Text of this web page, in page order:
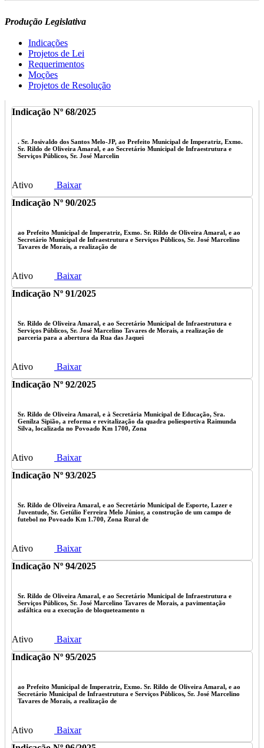
Produção Legislativa
Indicações
Projetos de Lei
Requerimentos
Moções
Projetos de Resolução
Indicação Nº 68/2025
. Sr. Josivaldo dos Santos Melo-JP, ao Prefeito Municipal de Imperatriz, Exmo.
Sr. Rildo de Oliveira Amaral, e ao Secretário Municipal de Infraestrutura e
Serviços Públicos, Sr. José Marcelin
Ativo
Baixar
Indicação Nº 90/2025
ao Prefeito Municipal de Imperatriz, Exmo. Sr. Rildo de Oliveira Amaral, e ao
Secretário Municipal de Infraestrutura e Serviços Públicos, Sr. José Marcelino
Tavares de Morais, a realização de
Ativo
Baixar
Indicação Nº 91/2025
Sr. Rildo de Oliveira Amaral, e ao Secretário Municipal de Infraestrutura e
Serviços Públicos, Sr. José Marcelino Tavares de Morais, a realização de
parceria para a abertura da Rua das Jaquei
Ativo
Baixar
Indicação Nº 92/2025
Sr. Rildo de Oliveira Amaral, e à Secretária Municipal de Educação, Sra.
Genilza Sipião, a reforma e revitalização da quadra poliesportiva Raimunda
Silva, localizada no Povoado Km 1700, Zona
Ativo
Baixar
Indicação Nº 93/2025
Sr. Rildo de Oliveira Amaral, e ao Secretário Municipal de Esporte, Lazer e
Juventude, Sr. Getúlio Ferreira Melo Júnior, a construção de um campo de
futebol no Povoado Km 1.700, Zona Rural de
Ativo
Baixar
Indicação Nº 94/2025
Sr. Rildo de Oliveira Amaral, e ao Secretário Municipal de Infraestrutura e
Serviços Públicos, Sr. José Marcelino Tavares de Morais, a pavimentação
asfáltica ou a execução de bloqueteamento n
Ativo
Baixar
Indicação Nº 95/2025
ao Prefeito Municipal de Imperatriz, Exmo. Sr. Rildo de Oliveira Amaral, e ao
Secretário Municipal de Infraestrutura e Serviços Públicos, Sr. José Marcelino
Tavares de Morais, a realização de
Ativo
Baixar